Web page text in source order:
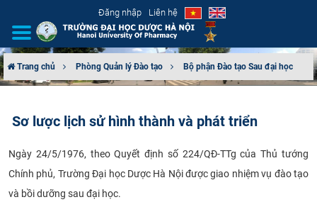
Đăng nhập Liên hệ
CƠ CẤU TỔ CHỨC
TUYỂN SINH
ĐÀO TẠO
Trang chủ Phòng Quản lý Đào tạo Bộ phận Đào tạo Sau đại học
Sơ lược lịch sử hình thành và phát triển
Ngày 24/5/1976, theo Quyết định số 224/QĐ-TTg của Thủ tướng
Chính phủ, Trường Đại học Dược Hà Nội được giao nhiệm vụ đào tạo
và bồi dưỡng sau đại học.